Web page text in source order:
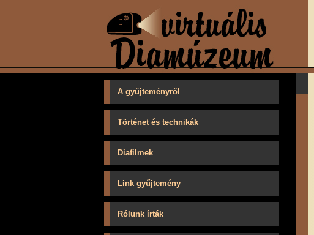
A gyűjteményről
Történet és technikák
Diafilmek
Link gyűjtemény
Rólunk írták